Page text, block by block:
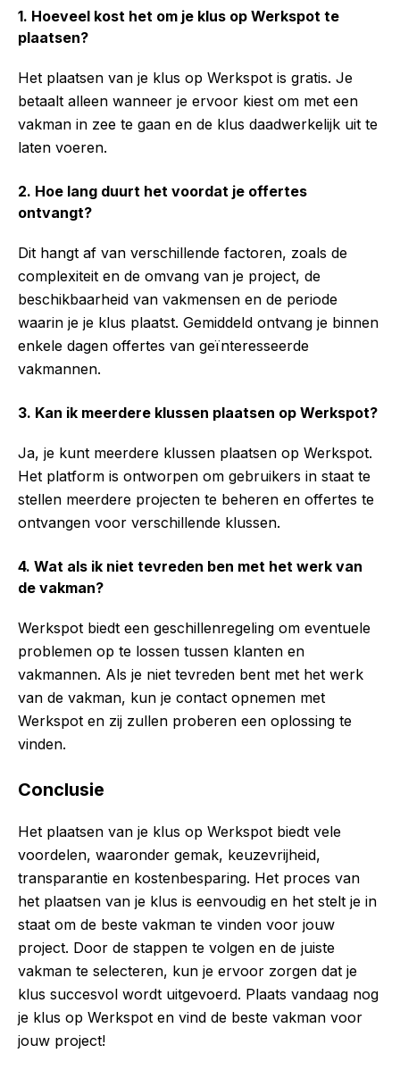
1. Hoeveel kost het om je klus op Werkspot te
plaatsen?
Het plaatsen van je klus op Werkspot is gratis. Je
betaalt alleen wanneer je ervoor kiest om met een
vakman in zee te gaan en de klus daadwerkelijk uit te
laten voeren.
2. Hoe lang duurt het voordat je offertes
ontvangt?
Dit hangt af van verschillende factoren, zoals de
complexiteit en de omvang van je project, de
beschikbaarheid van vakmensen en de periode
waarin je je klus plaatst. Gemiddeld ontvang je binnen
enkele dagen offertes van geïnteresseerde
vakmannen.
3. Kan ik meerdere klussen plaatsen op Werkspot?
Ja, je kunt meerdere klussen plaatsen op Werkspot.
Het platform is ontworpen om gebruikers in staat te
stellen meerdere projecten te beheren en offertes te
ontvangen voor verschillende klussen.
4. Wat als ik niet tevreden ben met het werk van
de vakman?
Werkspot biedt een geschillenregeling om eventuele
problemen op te lossen tussen klanten en
vakmannen. Als je niet tevreden bent met het werk
van de vakman, kun je contact opnemen met
Werkspot en zij zullen proberen een oplossing te
vinden.
Conclusie
Het plaatsen van je klus op Werkspot biedt vele
voordelen, waaronder gemak, keuzevrijheid,
transparantie en kostenbesparing. Het proces van
het plaatsen van je klus is eenvoudig en het stelt je in
staat om de beste vakman te vinden voor jouw
project. Door de stappen te volgen en de juiste
vakman te selecteren, kun je ervoor zorgen dat je
klus succesvol wordt uitgevoerd. Plaats vandaag nog
je klus op Werkspot en vind de beste vakman voor
jouw project!